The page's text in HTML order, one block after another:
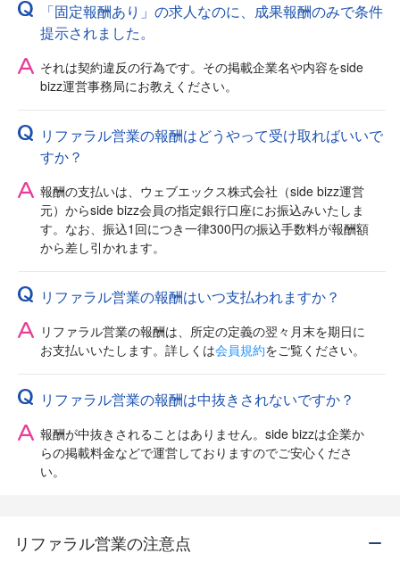
「固定報酬あり」の求人なのに、成果報酬のみで条件
提示されました。
それは契約違反の行為です。その掲載企業名や内容をside
bizz運営事務局にお教えください。
リファラル営業の報酬はどうやって受け取ればいいで
すか？
報酬の支払いは、ウェブエックス株式会社（side bizz運営
元）からside bizz会員の指定銀行口座にお振込みいたしま
す。なお、振込1回につき一律300円の振込手数料が報酬額
から差し引かれます。
リファラル営業の報酬はいつ支払われますか？
リファラル営業の報酬は、所定の定義の翌々月末を期日に
お支払いいたします。詳しくは会員規約をご覧ください。
リファラル営業の報酬は中抜きされないですか？
報酬が中抜きされることはありません。side bizzは企業か
らの掲載料金などで運営しておりますのでご安心くださ
い。
リファラル営業の注意点